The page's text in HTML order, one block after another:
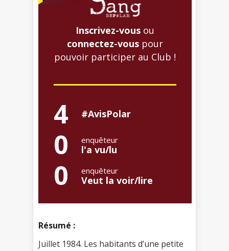
Inscrivez-vous ou
connectez-vous pour
pouvoir participer au Club !
4 #AvisPolar
0 enquêteur
l'a vu/lu
0 enquêteur
Veut la voir/lire
Résumé :
Juillet 1984. Les habitants d’une petite